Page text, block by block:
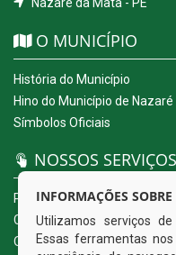
O MUNICÍPIO
História do Município
Hino do Município de
Símbolos Oficiais
NOSSOS SERVIÇOS
Portal da Transparência
Carta de Serviços ao Usuário
Ouvidoria Eletrônica
INFORMAÇÕES SOBRE
Utilizamos serviços
Essas ferramentas